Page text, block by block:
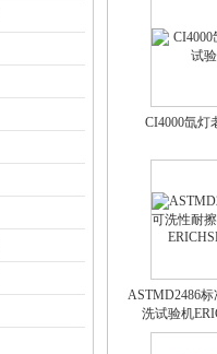
CI4000氙灯
ASTMD2486
洗试验机